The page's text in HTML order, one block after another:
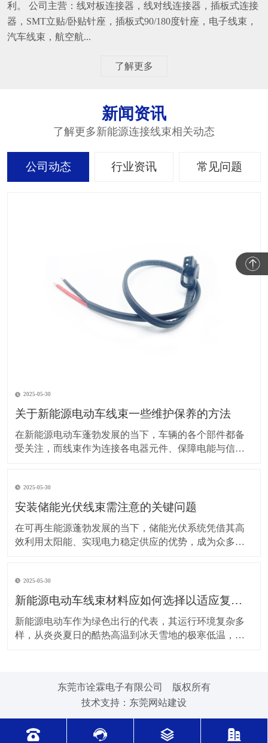
利。 公司主营：线对板连接器，线对线连接器，插板式连接
器，SMT立贴/卧贴针座，插板式90/180度针座，电子线束，
汽车线束，航空航...
了解更多
新闻资讯
了解更多新能源连接线束相关动态
公司动态 行业资讯 常见问题
2025-05-30
关于新能源电动车线束一些维护保养的方法
在新能源电动车蓬勃发展的当下，车辆的各个部件都备
受关注，而线束作为连接各电器元件、保障电能与信号
让车辆运行更稳定、安全，还能延长其使用寿命。 日常
驾驶习惯对线束的影响不容小觑。平稳驾驶是维护线束
2025-05-30
安装储能光伏线束需注意的关键问题
在可再生能源蓬勃发展的当下，储能光伏系统凭借其高
效利用太阳能、实现电力稳定供应的优势，成为众多领
安全。因此，在安装储能光伏线束时，有许多问题需要
格外留意。 安装前的准备工作至关重要。在开始安装前
2025-05-30
新能源电动车线束材料应如何选择以适应复杂的环境温度范围？
新能源电动车作为绿色出行的代表，其运行环境复杂多
样，从炎炎夏日的酷热高温到冰天雪地的极寒低温，车
环境下，新能源电动车的电池、电机等部件工作时会散
东莞市诠霖电子有限公司 版权所有
技术支持： 东莞网站建设